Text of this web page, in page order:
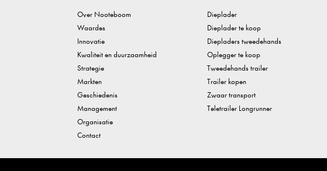
Over Nooteboom
Waardes
Innovatie
Kwaliteit en duurzaamheid
Strategie
Markten
Geschiedenis
Management
Organisatie
Contact
Dieplader
Dieplader te koop
Diepladers tweedehands
Oplegger te koop
Tweedehands trailer
Trailer kopen
Zwaar transport
Teletrailer Longrunner